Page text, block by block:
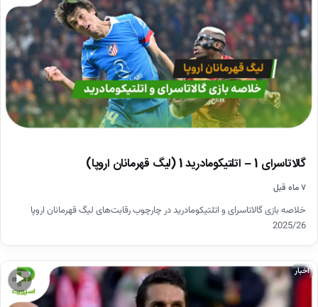
گالاتاسرای 1 – اتلتیکومادرید 1 (لیگ قهرمانان اروپا)
۷ ماه قبل
خلاصه بازی گالاتاسرای و اتلتیکومادرید در چارچوب رقابت‌های لیگ قهرمانان اروپا
2025/26
▶
اخبار